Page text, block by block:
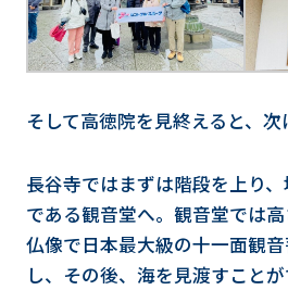
そして高徳院を見終えると、次
長谷寺ではまずは階段を上り
である観音堂へ。観音堂では
仏像で日本最大級の十一面観
し、その後、海を見渡すこと